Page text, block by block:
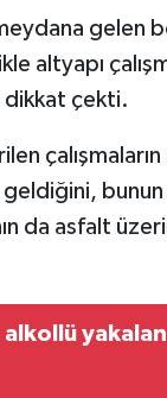
gelen
altyapı
dikkat çekti.
çalışmaların
bunun
da asfalt